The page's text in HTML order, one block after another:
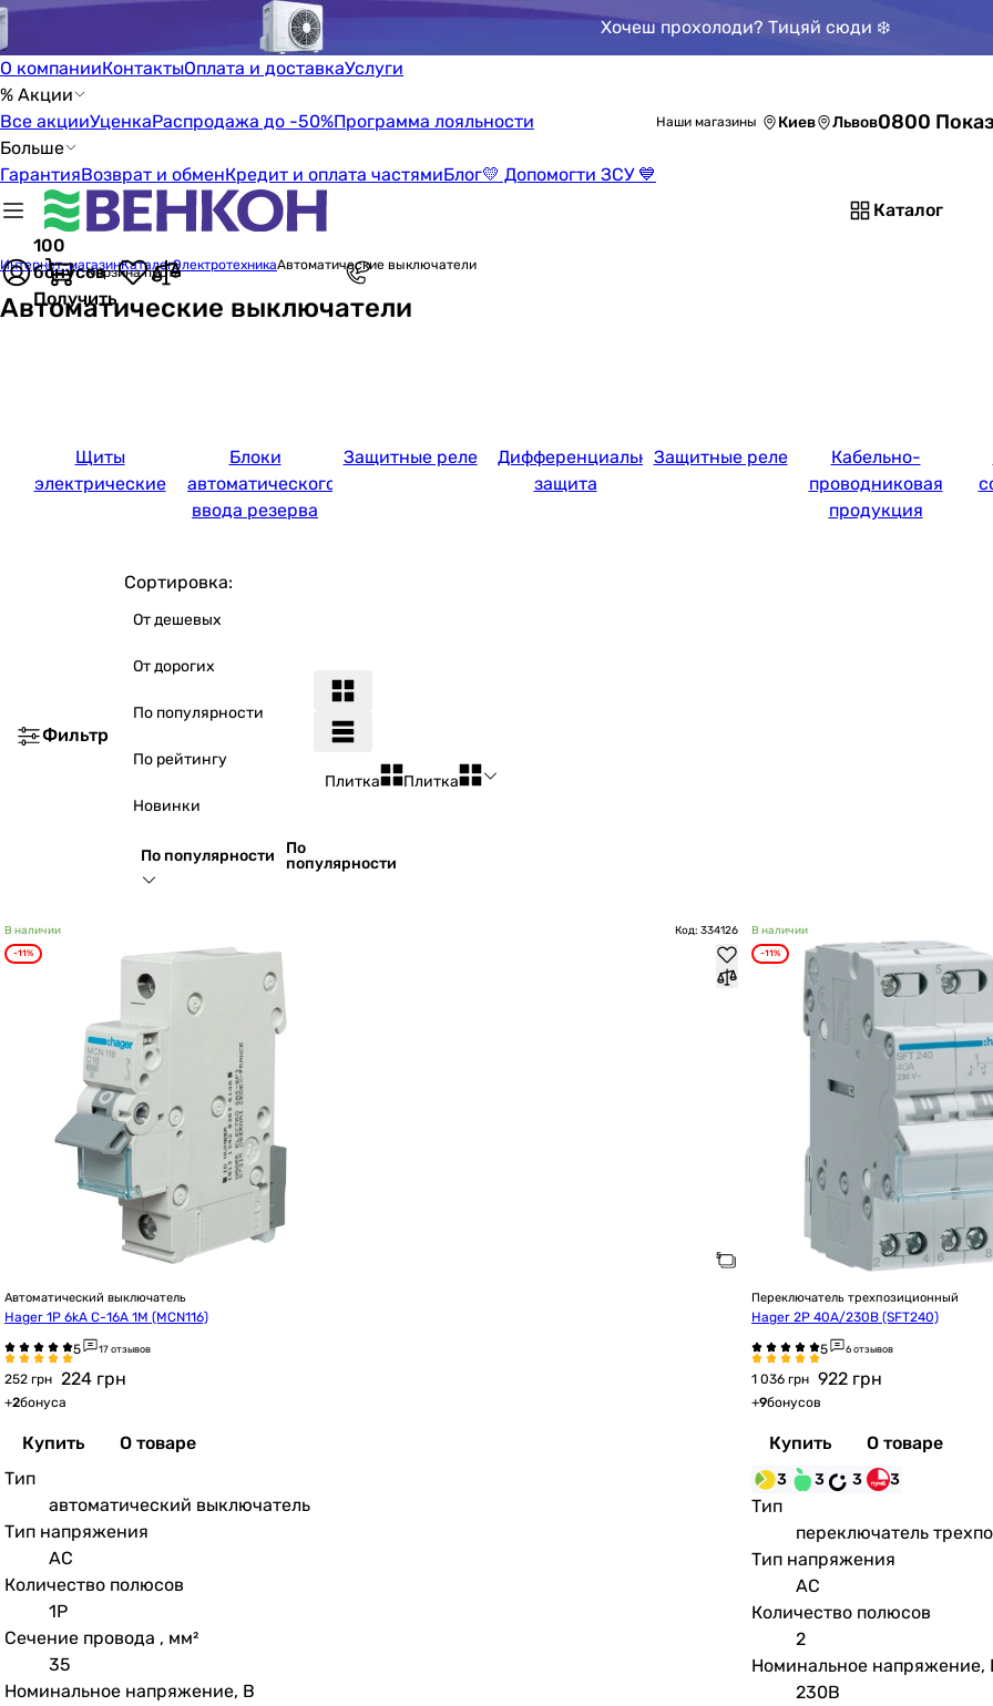
Хочеш прохолоди? Тицяй сюди ❄️
О компанииКонтактыОплата и доставкаУслуги
% Акции
Все акцииУценкаРаспродажа до -50%Программа лояльности
Больше
ГарантияВозврат и обменКредит и оплата частямиБлог💛 Допомогти ЗСУ 💙
Наши магазины Киев Львов0800
Каталог
100
бонусов
Получить
Корзина пуста
Интернет-магазинКаталогЭлектротехникаАвтоматические выключатели
Автоматические выключатели
Щиты
электрические
Блоки
автоматического
ввода резерва
Защитные реле
Дифференциальная
защита
Защитные реле
Кабельно-
проводниковая
продукция
Фильтр
Сортировка:
От дешевых
От дорогих
По популярности
По рейтингу
Новинки
По популярности
По
популярности
Плитка Плитка
В наличии Код: 334126
-11%
Автоматический выключатель
Hager 1P 6kA C-16A 1M (MCN116)
17 отзывов
252 грн 224 грн
+2бонуса
Купить
О товаре
Тип
автоматический выключатель
Тип напряжения
AC
Количество полюсов
1P
Сечение провода , мм²
35
Номинальное напряжение, В
В наличии
-11%
Переключатель трехпозиционный
Hager 2P 40А/230В (SFT240)
6 отзывов
1 036 грн 922 грн
+9бонусов
Купить О товаре
3 3 3 3
Тип
переключатель
Тип напряжения
AC
Количество полюсов
2
Номинальное напряжение,
230В